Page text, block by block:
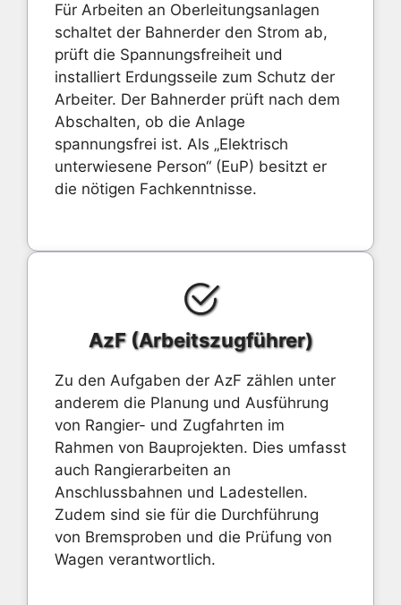
Für Arbeiten an Oberleitungsanlagen
schaltet der Bahnerder den Strom ab,
prüft die Spannungsfreiheit und
installiert Erdungsseile zum Schutz der
Arbeiter. Der Bahnerder prüft nach dem
Abschalten, ob die Anlage
spannungsfrei ist. Als „Elektrisch
unterwiesene Person“ (EuP) besitzt er
die nötigen Fachkenntnisse.
AzF (Arbeitszugführer)
Zu den Aufgaben der AzF zählen unter
anderem die Planung und Ausführung
von Rangier- und Zugfahrten im
Rahmen von Bauprojekten. Dies umfasst
auch Rangierarbeiten an
Anschlussbahnen und Ladestellen.
Zudem sind sie für die Durchführung
von Bremsproben und die Prüfung von
Wagen verantwortlich.